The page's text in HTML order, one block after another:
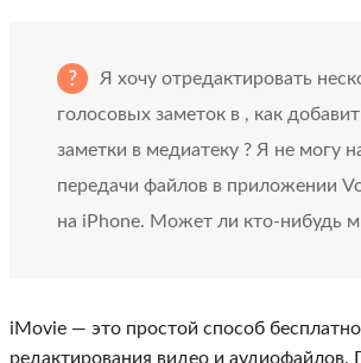
Я хочу отредактировать
голосовых заметок в , как
заметки в медиатеку ? Я не могу
передачи файлов в приложении
на iPhone. Может ли кто-нибудь
iMovie — это простой способ
редактирования видео и аудиофайлов.